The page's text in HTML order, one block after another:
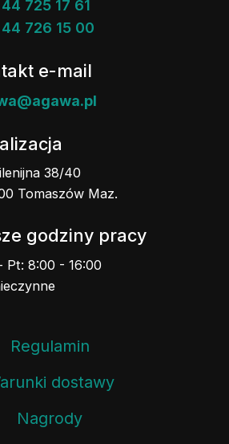
725 17 61
726 15 00
e-mail
38/40
Tomaszów Maz.
godziny pracy
Pt: 8:00 - 16:00
Regulamin
dostawy
Nagrody